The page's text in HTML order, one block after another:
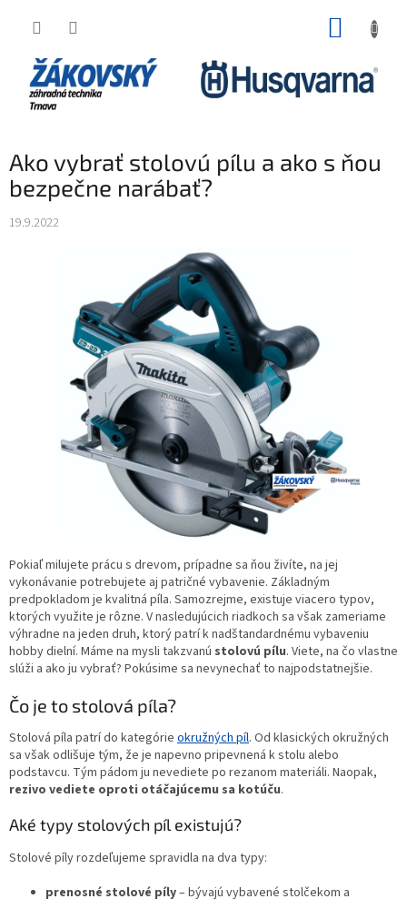
Ako vybrať stolovú pílu a ako s ňou
bezpečne narábať?
19.9.2022
Pokiaľ milujete prácu s drevom, prípadne sa ňou živíte, na jej
vykonávanie potrebujete aj patričné vybavenie. Základným
predpokladom je kvalitná píla. Samozrejme, existuje viacero typov,
ktorých využite je rôzne. V nasledujúcich riadkoch sa však zameriame
výhradne na jeden druh, ktorý patrí k nadštandardnému vybaveniu
hobby dielní. Máme na mysli takzvanú stolovú pílu. Viete, na čo vlastne
slúži a ako ju vybrať? Pokúsime sa nevynechať to najpodstatnejšie.
Čo je to stolová píla?
Stolová píla patrí do kategórie okružných píl. Od klasických okružných
sa však odlišuje tým, že je napevno pripevnená k stolu alebo
podstavcu. Tým pádom ju nevediete po rezanom materiáli. Naopak,
rezivo vediete oproti otáčajúcemu sa kotúču.
Aké typy stolových píl existujú?
Stolové píly rozdeľujeme spravidla na dva typy:
prenosné stolové píly– bývajú vybavené stolčekom a